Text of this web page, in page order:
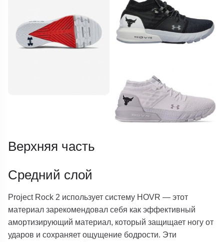
Верхняя часть
Средний слой
Project Rock 2 использует систему HOVR — этот
материал зарекомендовал себя как эффективный
амортизирующий материал, который защищает ногу от
ударов и сохраняет ощущение бодрости. Эти